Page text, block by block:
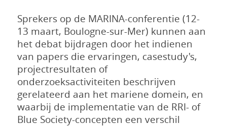
Sprekers op de MARINA-conferentie (12-
13 maart, Boulogne-sur-Mer) kunnen aan
het debat bijdragen door het indienen
van papers die ervaringen, casestudy's,
projectresultaten of
onderzoeksactiviteiten beschrijven
gerelateerd aan het mariene domein, en
waarbij de implementatie van de RRI- of
Blue Society-concepten een verschil